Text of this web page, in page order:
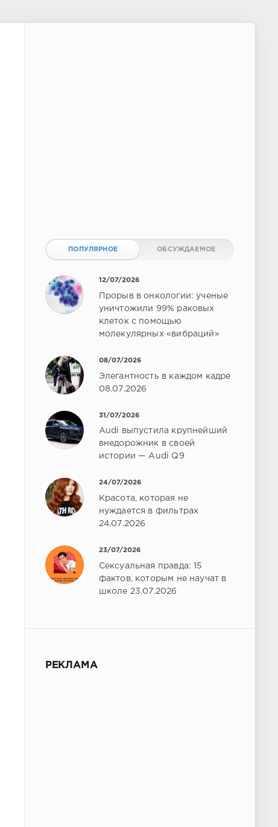
ПОПУЛЯРНОЕ ОБСУЖДАЕМОЕ
12/07/2026
Прорыв в онкологии: ученые
уничтожили 99% раковых
клеток с помощью
молекулярных «вибраций»
08/07/2026
Элегантность в каждом кадре
08.07.2026
31/07/2026
Audi выпустила крупнейший
внедорожник в своей
истории — Audi Q9
24/07/2026
Красота, которая не
нуждается в фильтрах
24.07.2026
23/07/2026
Сексуальная правда: 15
фактов, которым не научат в
школе 23.07.2026
РЕКЛАМА